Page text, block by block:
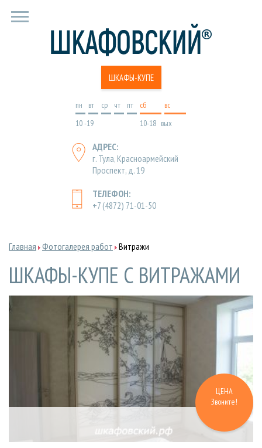
ШКАФЫ-КУПЕ
пн вт ср чт
пт
10 -19
cб
вс
10-18 вых
АДРЕС:
г. Тула, Красноармейский
Проспект, д. 19
ТЕЛЕФОН:
+7 (4872) 71-01-50
Главная Фотогалерея работ Витражи
ШКАФЫ-КУПЕ С ВИТРАЖАМИ
ЦЕНА
Звоните!